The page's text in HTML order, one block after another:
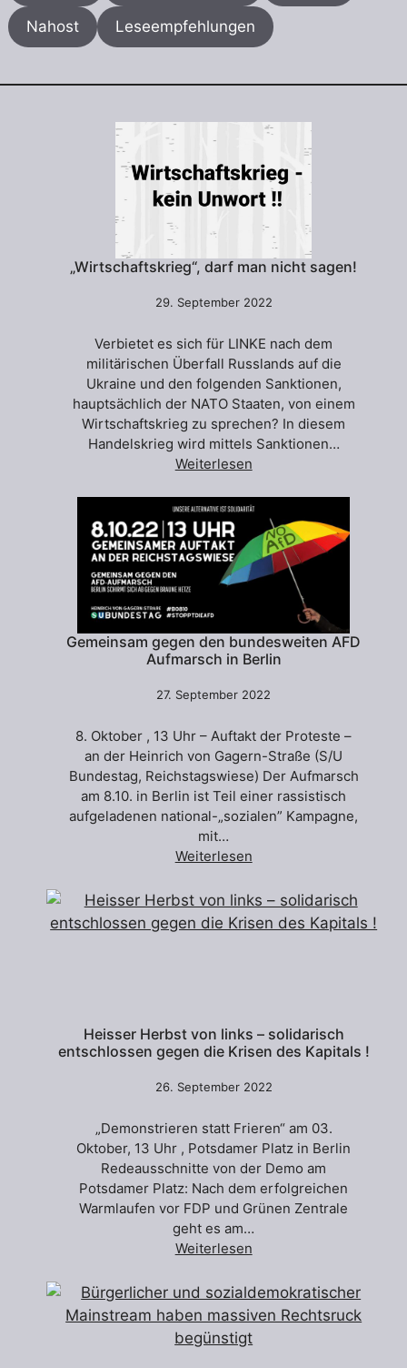
Nahost Leseempfehlungen
„Wirtschaftskrieg“, darf man nicht sagen!
29. September 2022
Verbietet es sich für LINKE nach dem
militärischen Überfall Russlands auf die
Ukraine und den folgenden Sanktionen,
hauptsächlich der NATO Staaten, von einem
Wirtschaftskrieg zu sprechen? In diesem
Handelskrieg wird mittels Sanktionen…
Weiterlesen
Gemeinsam gegen den bundesweiten AFD
Aufmarsch in Berlin
27. September 2022
8. Oktober , 13 Uhr – Auftakt der Proteste –
an der Heinrich von Gagern-Straße (S/U
Bundestag, Reichstagswiese) Der Aufmarsch
am 8.10. in Berlin ist Teil einer rassistisch
aufgeladenen national-„sozialen” Kampagne,
mit…
Weiterlesen
Heisser Herbst von links – solidarisch
entschlossen gegen die Krisen des Kapitals !
26. September 2022
„Demonstrieren statt Frieren“ am 03.
Oktober, 13 Uhr , Potsdamer Platz in Berlin
Redeausschnitte von der Demo am
Potsdamer Platz: Nach dem erfolgreichen
Warmlaufen vor FDP und Grünen Zentrale
geht es am…
Weiterlesen